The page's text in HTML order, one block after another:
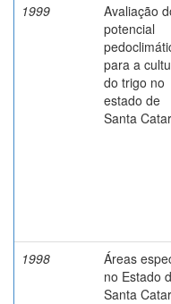
1999
Avaliação
potencial
para a
do trigo no
estado de
Santa
1998
Áreas
no Estado
Santa